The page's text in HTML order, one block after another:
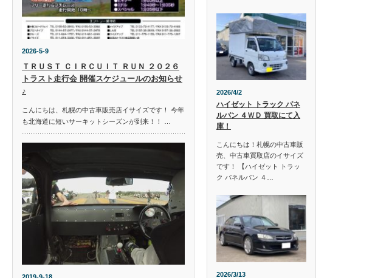
2026-5-9
ＴＲＵＳＴ ＣＩＲＣＵＩＴ ＲＵＮ ２０２６
トラスト走行会 開催スケジュールのお知らせ
♪
こんにちは、札幌の中古車販売店イサイズです！ 今年
も北海道に短いサーキットシーズンが到来！！ …
2026/4/2
ハイゼット トラック パネ
ルバン ４ＷＤ 買取にて入
庫！
こんにちは！札幌の中古車販
売、中古車買取店のイサイズ
です！ 【ハイゼット トラッ
ク パネルバン ４…
2026/3/13